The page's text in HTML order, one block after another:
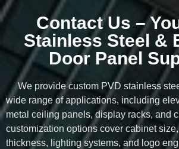
Contact Us –
Stainless Steel &
Door Panel
We provide custom PVD stainless
wide range of applications, including
metal ceiling panels, display racks, and
customization options cover cabinet
thickness, lighting systems, and logo